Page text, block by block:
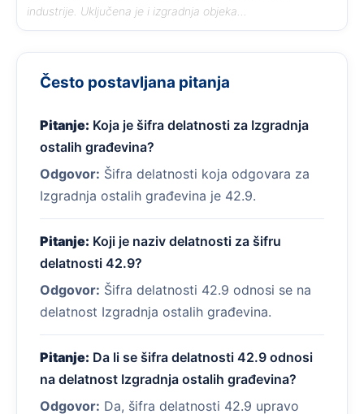
industrije. Uključena je i izgradnja objeka...
Često postavljana pitanja
Pitanje: Koja je šifra delatnosti za Izgradnja
ostalih građevina?
Odgovor: Šifra delatnosti koja odgovara za
Izgradnja ostalih građevina je 42.9.
Pitanje: Koji je naziv delatnosti za šifru
delatnosti 42.9?
Odgovor: Šifra delatnosti 42.9 odnosi se na
delatnost Izgradnja ostalih građevina.
Pitanje: Da li se šifra delatnosti 42.9 odnosi
na delatnost Izgradnja ostalih građevina?
Odgovor: Da, šifra delatnosti 42.9 upravo